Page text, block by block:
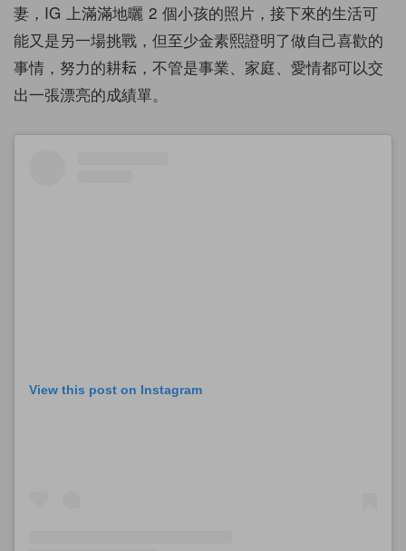
妻，IG 上滿滿地曬 2 個小孩的照片，接下來的生活可
能又是另一場挑戰，但至少金素熙證明了做自己喜歡的
事情，努力的耕耘，不管是事業、家庭、愛情都可以交
出一張漂亮的成績單。
View this post on Instagram